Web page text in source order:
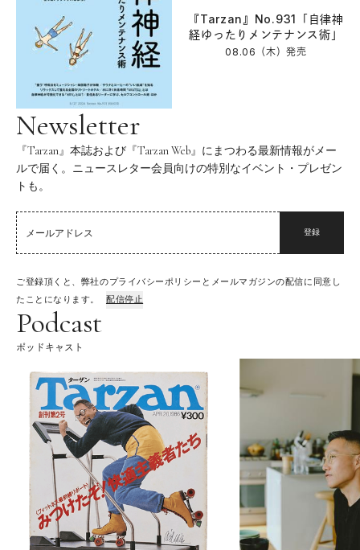
『Tarzan』No.931「自律神
経ゆったりメンテナンス術」
08.06（木）発売
Newsletter
『Tarzan』本誌および『Tarzan Web』にまつわる最新情報がメー
ルで届く。ニュースレター会員向けの特別なイベント・プレゼン
トも。
登録
ご登録頂くと、弊社のプライバシーポリシーとメールマガジンの配信に同意し
たことになります。
配信停止
Podcast
ポッドキャスト